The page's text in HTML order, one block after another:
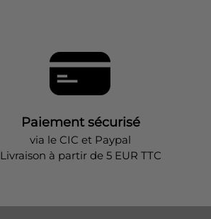
Paiement sécurisé
via le CIC et Paypal
Livraison à partir de 5 EUR TTC